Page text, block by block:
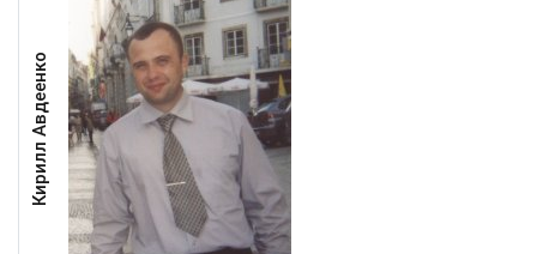
Кирилл Авдеенко